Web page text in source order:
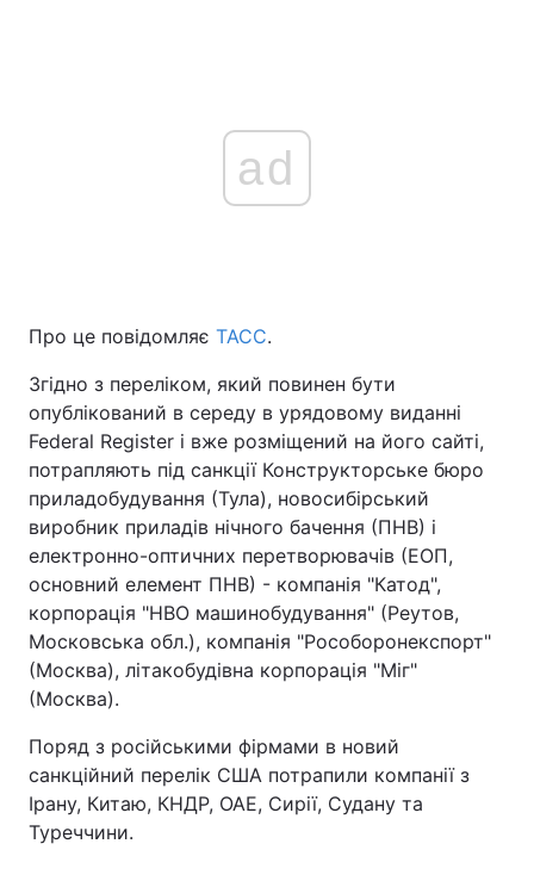
ad
Про це повідомляє ТАСС.
Згідно з переліком, який повинен бути
опублікований в середу в урядовому виданні
Federal Register і вже розміщений на його сайті,
потрапляють під санкції Конструкторське бюро
приладобудування (Тула), новосибірський
виробник приладів нічного бачення (ПНВ) і
електронно-оптичних перетворювачів (ЕОП,
основний елемент ПНВ) - компанія "Катод",
корпорація "НВО машинобудування" (Реутов,
Московська обл.), компанія "Рособоронекспорт"
(Москва), літакобудівна корпорація "Міг"
(Москва).
Поряд з російськими фірмами в новий
санкційний перелік США потрапили компанії з
Ірану, Китаю, КНДР, ОАЕ, Сирії, Судану та
Туреччини.